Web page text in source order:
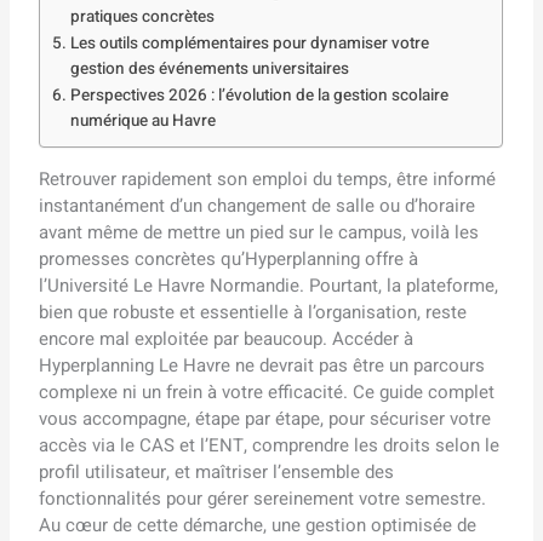
pratiques concrètes
Les outils complémentaires pour dynamiser votre
gestion des événements universitaires
Perspectives 2026 : l’évolution de la gestion scolaire
numérique au Havre
Retrouver rapidement son emploi du temps, être informé
instantanément d’un changement de salle ou d’horaire
avant même de mettre un pied sur le campus, voilà les
promesses concrètes qu’Hyperplanning offre à
l’Université Le Havre Normandie. Pourtant, la plateforme,
bien que robuste et essentielle à l’organisation, reste
encore mal exploitée par beaucoup. Accéder à
Hyperplanning Le Havre ne devrait pas être un parcours
complexe ni un frein à votre efficacité. Ce guide complet
vous accompagne, étape par étape, pour sécuriser votre
accès via le CAS et l’ENT, comprendre les droits selon le
profil utilisateur, et maîtriser l’ensemble des
fonctionnalités pour gérer sereinement votre semestre.
Au cœur de cette démarche, une gestion optimisée de